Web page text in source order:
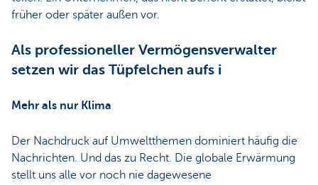
früher oder später außen vor.
Als professioneller Vermögensverwalter
setzen wir das Tüpfelchen aufs i
Mehr als nur Klima
Der Nachdruck auf Umweltthemen dominiert häufig die
Nachrichten. Und das zu Recht. Die globale Erwärmung
stellt uns alle vor noch nie dagewesene